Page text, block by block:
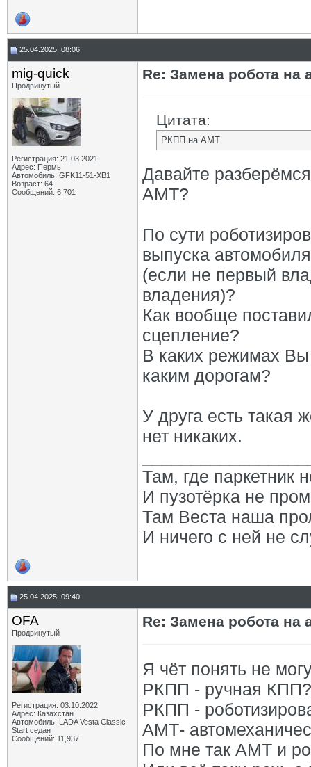
25.04.2025, 08:06
mig-quick
Продвинутый
Регистрация: 21.03.2021
Адрес: Пермь
Автомобиль: GFK11-51-ХВ1
Возраст: 64
Сообщений: 6,701
Re: Замена робота на
Цитата:
РКПП на АМТ
Давайте
АМТ?
По сути
выпуска
(если не первый
владения)?
Как вообще
сцепление?
В каких режимах
каким дорогам?
У друга есть такая
нет никаких.
Там, где паркетник
И пузотёрка не
Там Веста наша
И ничего с ней не
25.04.2025, 09:40
OFA
Продвинутый
Регистрация: 03.10.2022
Адрес: Казахстан
Автомобиль: LADA Vesta Classic
Start седан
Сообщений: 11,937
Re: Замена робота на
Я чёт понять не
РКПП - ручная КПП?
РКПП -
АМТ-
По мне так АМТ и